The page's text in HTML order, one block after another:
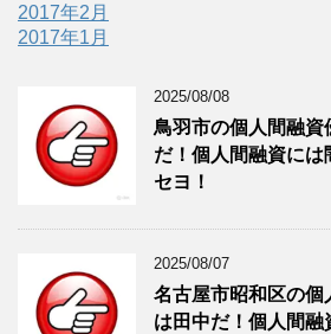
2017年2月
2017年1月
2025/08/08
鳥羽市の個人間融資
だ！個人間融資に
セヨ！
2025/08/07
名古屋市昭和区の個
は田中だ！個人間